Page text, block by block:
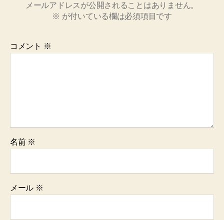
メールアドレスが公開されることはありません。
※ が付いている欄は必須項目です
コメント ※
名前 ※
メール ※